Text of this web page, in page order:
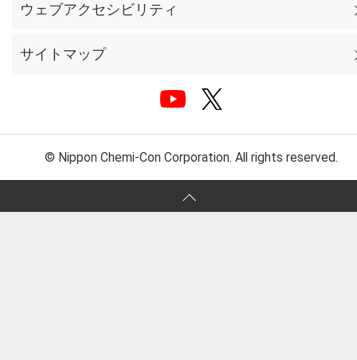
ウェブアクセシビリティ
サイトマップ
© Nippon Chemi-Con Corporation. All rights reserved.